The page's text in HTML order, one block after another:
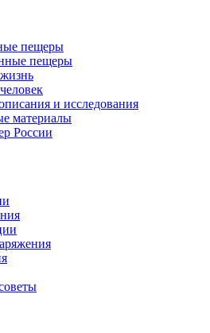
пещеры
пещеры
и исследования
материалы
России